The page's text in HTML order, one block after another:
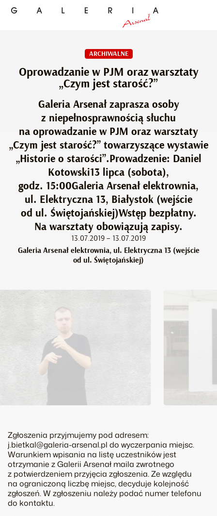
ARCHIWALNE
Oprowadzanie w PJM oraz warsztaty
„Czym jest starość?”
Galeria Arsenał zaprasza osoby
z niepełnosprawnością słuchu
na oprowadzanie w PJM oraz warsztaty
„Czym jest starość?” towarzyszące wystawie
„Historie o starości”.Prowadzenie: Daniel
Kotowski13 lipca (sobota),
godz. 15:00Galeria Arsenał elektrownia,
ul. Elektryczna 13, Białystok (wejście
od ul. Świętojańskiej)Wstęp bezpłatny.
Na warsztaty obowiązują zapisy.
13.07.2019 – 13.07.2019
Galeria Arsenał elektrownia, ul. Elektryczna 13 (wejście
od ul. Świętojańskiej)
Zgłoszenia przyjmujemy pod adresem:
j.bietkal@galeria-arsenal.pl do wyczerpania miejsc.
Warunkiem wpisania na listę uczestników jest
otrzymanie z Galerii Arsenał maila zwrotnego
z potwierdzeniem przyjęcia zgłoszenia. Ze względu
na ograniczoną liczbę miejsc, decyduje kolejność
zgłoszeń. W zgłoszeniu należy podać numer telefonu
do kontaktu.